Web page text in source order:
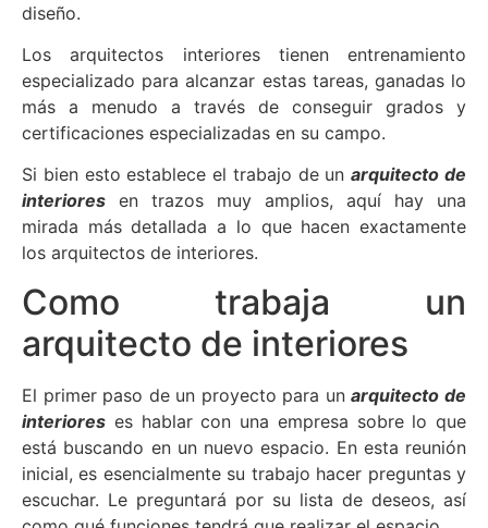
diseño.
Los arquitectos interiores tienen entrenamiento
especializado para alcanzar estas tareas, ganadas lo
más a menudo a través de conseguir grados y
certificaciones especializadas en su campo.
Si bien esto establece el trabajo de unarquitecto de
interiores en trazos muy amplios, aquí hay una
mirada más detallada a lo que hacen exactamente
los arquitectos de interiores.
Como trabaja un
arquitecto de interiores
El primer paso de un proyecto para unarquitecto de
interiores es hablar con una empresa sobre lo que
está buscando en un nuevo espacio. En esta reunión
inicial, es esencialmente su trabajo hacer preguntas y
escuchar. Le preguntará por su lista de deseos, así